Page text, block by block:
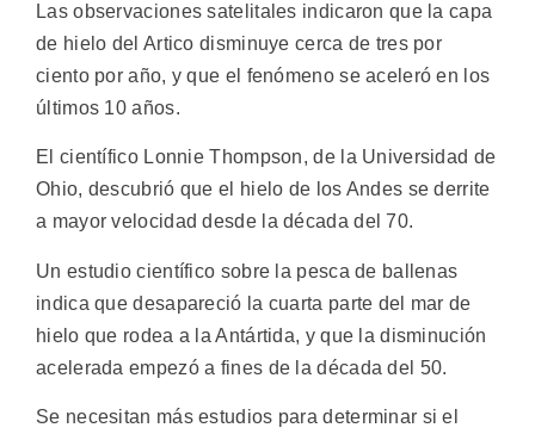
Las observaciones satelitales indicaron que la capa
de hielo del Artico disminuye cerca de tres por
ciento por año, y que el fenómeno se aceleró en los
últimos 10 años.
El científico Lonnie Thompson, de la Universidad de
Ohio, descubrió que el hielo de los Andes se derrite
a mayor velocidad desde la década del 70.
Un estudio científico sobre la pesca de ballenas
indica que desapareció la cuarta parte del mar de
hielo que rodea a la Antártida, y que la disminución
acelerada empezó a fines de la década del 50.
Se necesitan más estudios para determinar si el